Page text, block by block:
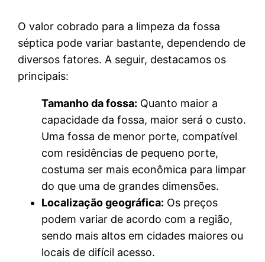
O valor cobrado para a limpeza da fossa
séptica pode variar bastante, dependendo de
diversos fatores. A seguir, destacamos os
principais:
Tamanho dafossa: Quanto maior a
capacidade da fossa, maior será o custo.
Uma fossa de menor porte, compatível
com residências de pequeno porte,
costuma ser mais econômica para limpar
do que uma de grandes dimensões.
Localização geográfica: Os preços
podem variar de acordo com a região,
sendo mais altos em cidades maiores ou
locais de difícil acesso.